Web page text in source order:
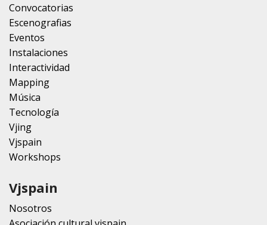
Convocatorias
Escenografias
Eventos
Instalaciones
Interactividad
Mapping
Música
Tecnología
Vjing
Vjspain
Workshops
Vjspain
Nosotros